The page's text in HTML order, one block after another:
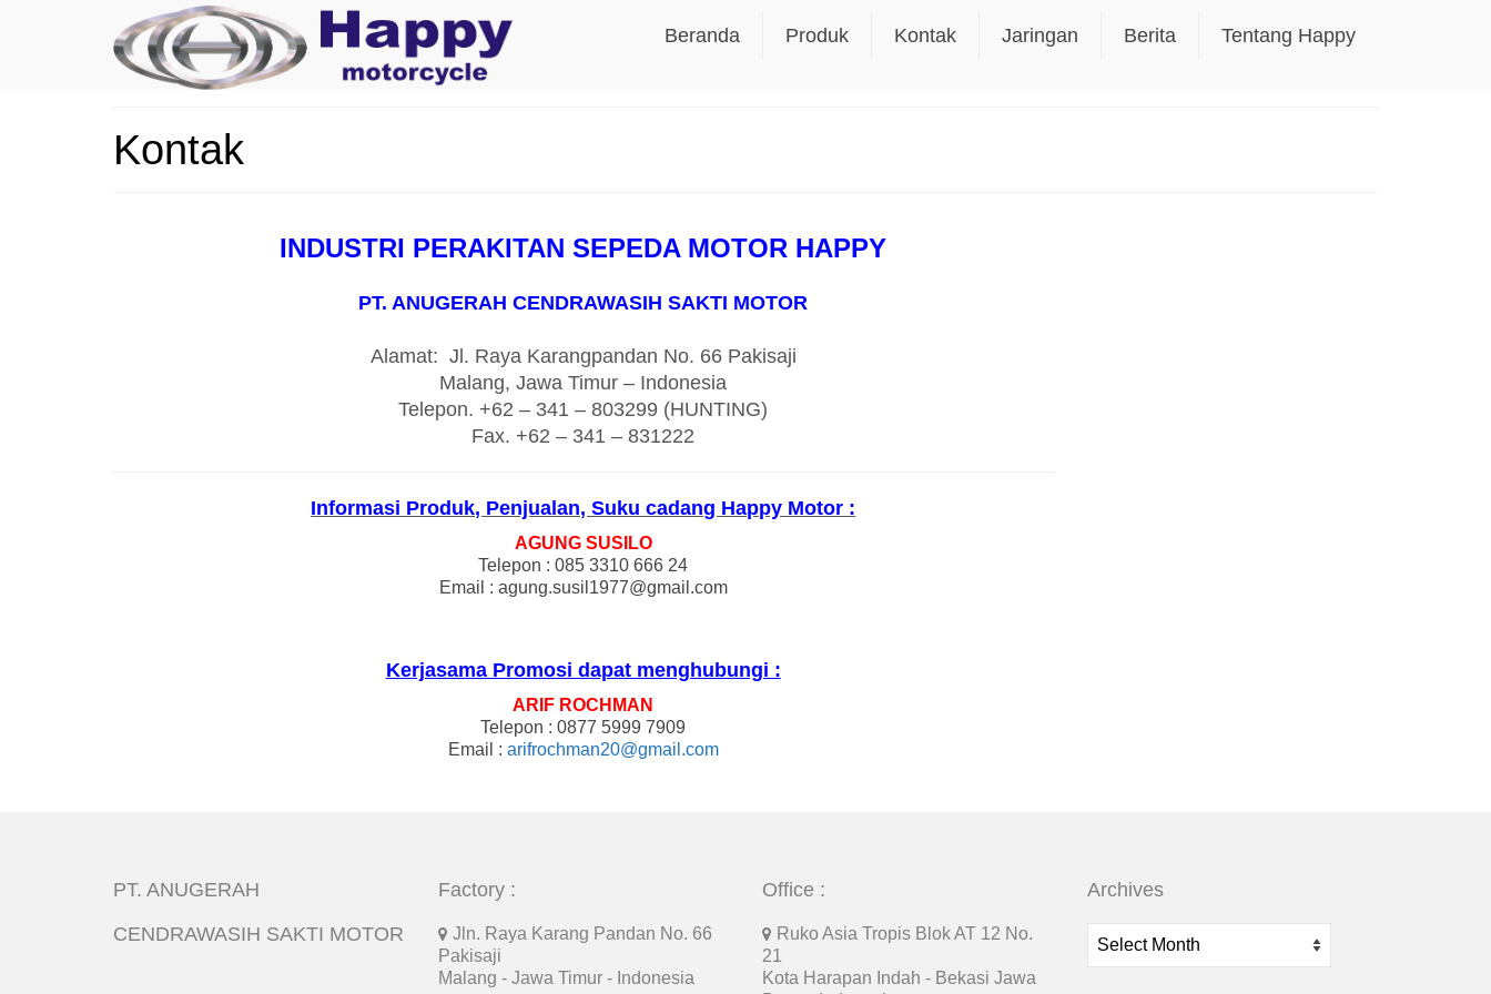
Beranda Produk Kontak Jaringan Berita Tentang Happy
Kontak
INDUSTRI PERAKITAN SEPEDA MOTOR HAPPY
PT. ANUGERAH CENDRAWASIH SAKTI MOTOR
Alamat: Jl. Raya Karangpandan No. 66 Pakisaji
Malang, Jawa Timur – Indonesia
Telepon. +62 – 341 – 803299 (HUNTING)
Fax. +62 – 341 – 831222
Informasi Produk, Penjualan, Suku cadang Happy Motor :
AGUNG SUSILO
Telepon : 085 3310 666 24
Email : agung.susil1977@gmail.com
Kerjasama Promosi dapat menghubungi :
ARIF ROCHMAN
Telepon : 0877 5999 7909
Email : arifrochman20@gmail.com
PT. ANUGERAH
CENDRAWASIH SAKTI MOTOR
Factory :
Jln. Raya Karang Pandan No. 66
Pakisaji
Malang - Jawa Timur - Indonesia
Office :
Ruko Asia Tropis Blok AT 12 No.
21
Kota Harapan Indah - Bekasi Jawa
Archives